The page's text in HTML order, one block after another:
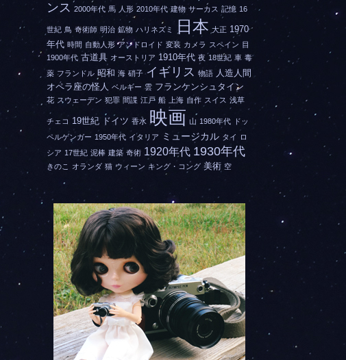
ンス 2000年代 馬 人形 2010年代 建物 サーカス 記憶 16
世紀 鳥 奇術師 明治 鉱物 ハリネズミ 日本 大正 1970
年代 時間 自動人形 アンドロイド 変装 カメラ スペイン 目
1900年代 古道具 オーストリア 1910年代 夜 18世紀 車 毒
薬 フランドル 昭和 海 硝子 イギリス 物語 人造人間
オペラ座の怪人 ベルギー 雲 フランケンシュタイン
花 スウェーデン 犯罪 間諜 江戸 船 上海 自作 スイス 浅草
チェコ 19世紀 ドイツ 香水 映画 山 1980年代
ドッ
ペルゲンガー 1950年代 イタリア ミュージカル タイ
ロ
シア 17世紀 泥棒 建築 奇術 1920年代 1930年代
きのこ オランダ 猫 ウィーン キング・コング 美術 空